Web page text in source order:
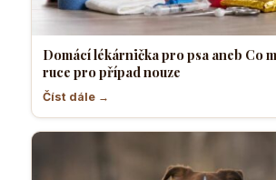
Domácí lékárnička pro psa aneb Co
ruce pro případ nouze
Číst dále →